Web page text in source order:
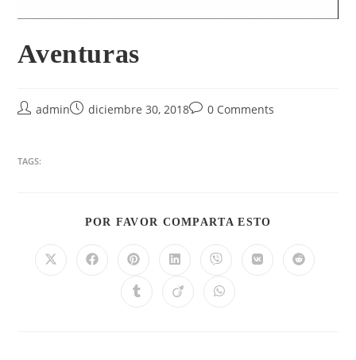
Aventuras
admin diciembre 30, 2018 0 Comments
TAGS:
POR FAVOR COMPARTA ESTO